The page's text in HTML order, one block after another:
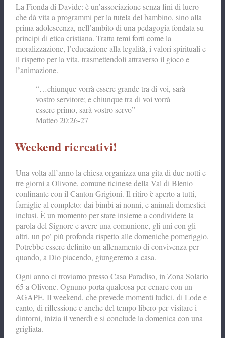
La Fionda di Davide: è un’associazione senza fini di lucro
che dà vita a programmi per la tutela del bambino, sino alla
prima adolescenza, nell’ambito di una pedagogia fondata su
principi di etica cristiana. Tratta temi forti come la
moralizzazione, l’educazione alla legalità, i valori spirituali e
il rispetto per la vita, trasmettendoli attraverso il gioco e
l’animazione.
“…chiunque vorrà essere grande tra di voi, sarà
vostro servitore; e chiunque tra di voi vorrà
essere primo, sarà vostro servo”
Matteo 20:26-27
Weekend ricreativi!
Una volta all’anno la chiesa organizza una gita di due notti e
tre giorni a Olivone, comune ticinese della Val di Blenio
confinante con il Canton Grigioni. Il ritiro è aperto a tutti,
famiglie al completo: dai bimbi ai nonni, e animali domestici
inclusi. È un momento per stare insieme a condividere la
parola del Signore e avere una comunione, gli uni con gli
altri, un po’ più profonda rispetto alle domeniche pomeriggio.
Potrebbe essere definito un allenamento di convivenza per
quando, a Dio piacendo, giungeremo a casa.
Ogni anno ci troviamo presso Casa Paradiso, in Zona Solario
65 a Olivone. Ognuno porta qualcosa per cenare con un
AGAPE. Il weekend, che prevede momenti ludici, di Lode e
canto, di riflessione e anche del tempo libero per visitare i
dintorni, inizia il venerdì e si conclude la domenica con una
grigliata.